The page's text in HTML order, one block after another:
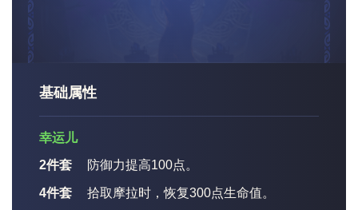
基础属性
幸运儿
2件套
防御力提高100点。
4件套 拾取摩拉时，恢复300点生命值。